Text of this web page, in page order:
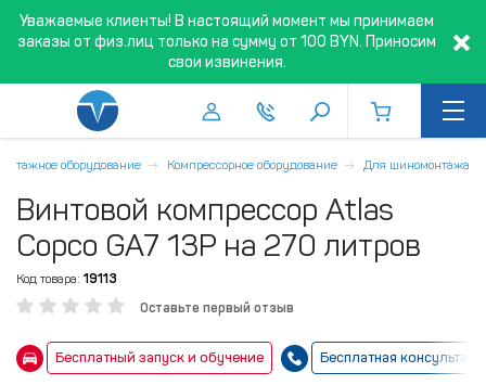
Уважаемые клиенты! В настоящий момент мы принимаем
заказы от физ.лиц только на сумму от 100 BYN. Приносим
свои извинения.
оборудование Компрессорное оборудование Для шиномонтажа
Винтовой компрессор Atlas
Copco GA7 13P на 270 литров
Код товара: 19113
Оставьте первый отзыв
Бесплатный запуск и обучение Бесплатная